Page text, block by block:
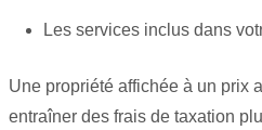
Les services inclus dans
Une propriété affichée à un prix
entraîner des frais de taxation